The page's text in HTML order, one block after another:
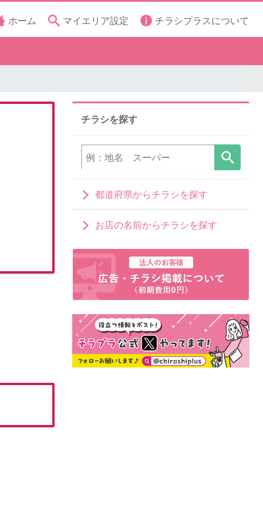
ホーム マイエリア設定 チラシプラスについて
チラシを探す
都道府県からチラシを探す
お店の名前からチラシを探す